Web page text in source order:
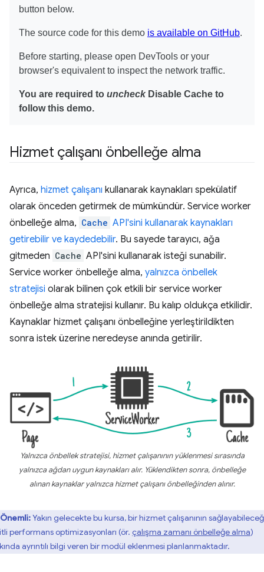
Hizmet çalışanı önbelleğe alma
Ayrıca, hizmet çalışanı kullanarak kaynakları spekülatif
olarak önceden getirmek de mümkündür. Service worker
önbelleğe alma, Cache API'sini kullanarak kaynakları
getirebilir ve kaydedebilir. Bu sayede tarayıcı, ağa
gitmeden Cache API'sini kullanarak isteği sunabilir.
Service worker önbelleğe alma, yalnızca önbellek
stratejisi olarak bilinen çok etkili bir service worker
önbelleğe alma stratejisi kullanır. Bu kalıp oldukça etkilidir.
Kaynaklar hizmet çalışanı önbelleğine yerleştirildikten
sonra istek üzerine neredeyse anında getirilir.
Yalnızca önbellek stratejisi, hizmet çalışanının yüklenmesi sırasında
yalnızca ağdan uygun kaynakları alır. Yüklendikten sonra, önbelleğe
alınan kaynaklar yalnızca hizmet çalışanı önbelleğinden alınır.
Önemli:Yakın gelecekte bu kursa, bir hizmet çalışanının
performans optimizasyonları (ör. çalışma zamanı önbelleğe alma)
ayrıntılı bilgi veren bir modül eklenmesi planlanmaktadır.